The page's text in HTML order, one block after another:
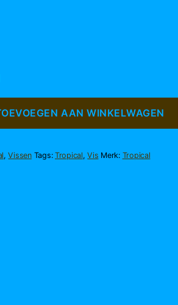
AAN WINKELWAGEN
,Vissen Tags: Tropical,Vis Merk: Tropical